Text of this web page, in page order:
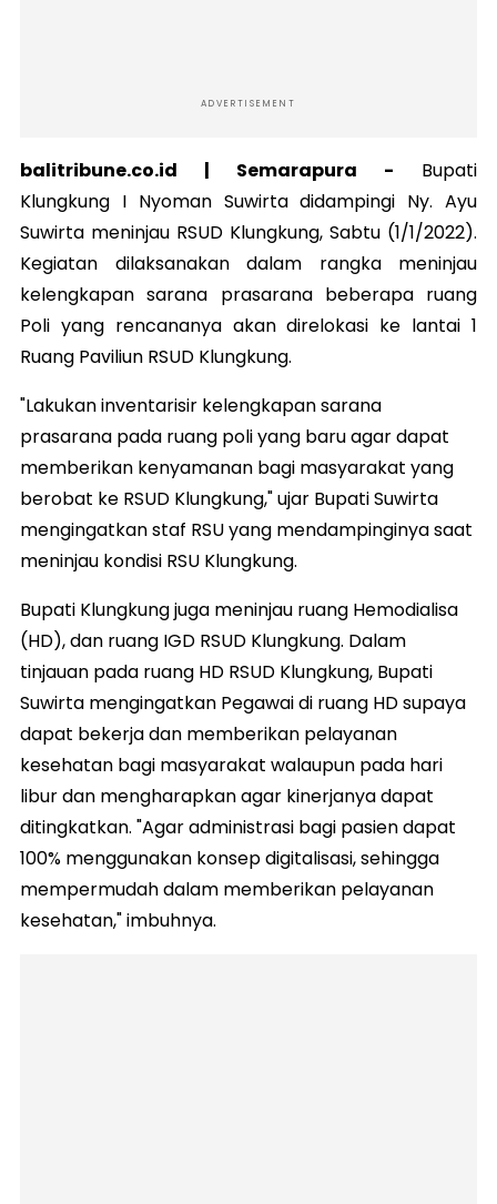
ADVERTISEMENT
balitribune.co.id | Semarapura - Bupati
Klungkung I Nyoman Suwirta didampingi Ny. Ayu
Suwirta meninjau RSUD Klungkung, Sabtu (1/1/2022).
Kegiatan dilaksanakan dalam rangka meninjau
kelengkapan sarana prasarana beberapa ruang
Poli yang rencananya akan direlokasi ke lantai 1
Ruang Paviliun RSUD Klungkung.
"Lakukan inventarisir kelengkapan sarana
prasarana pada ruang poli yang baru agar dapat
memberikan kenyamanan bagi masyarakat yang
berobat ke RSUD Klungkung," ujar Bupati Suwirta
mengingatkan staf RSU yang mendampinginya saat
meninjau kondisi RSU Klungkung.
Bupati Klungkung juga meninjau ruang Hemodialisa
(HD), dan ruang IGD RSUD Klungkung. Dalam
tinjauan pada ruang HD RSUD Klungkung, Bupati
Suwirta mengingatkan Pegawai di ruang HD supaya
dapat bekerja dan memberikan pelayanan
kesehatan bagi masyarakat walaupun pada hari
libur dan mengharapkan agar kinerjanya dapat
ditingkatkan. "Agar administrasi bagi pasien dapat
100% menggunakan konsep digitalisasi, sehingga
mempermudah dalam memberikan pelayanan
kesehatan," imbuhnya.